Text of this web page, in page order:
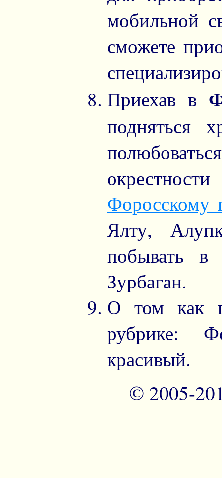
мобильной
сможете
Приехав в
подняться
Форосскому
Ялту,
побывать в
Зурбаган.
О том как
рубрике:
красивый.
© 2005-